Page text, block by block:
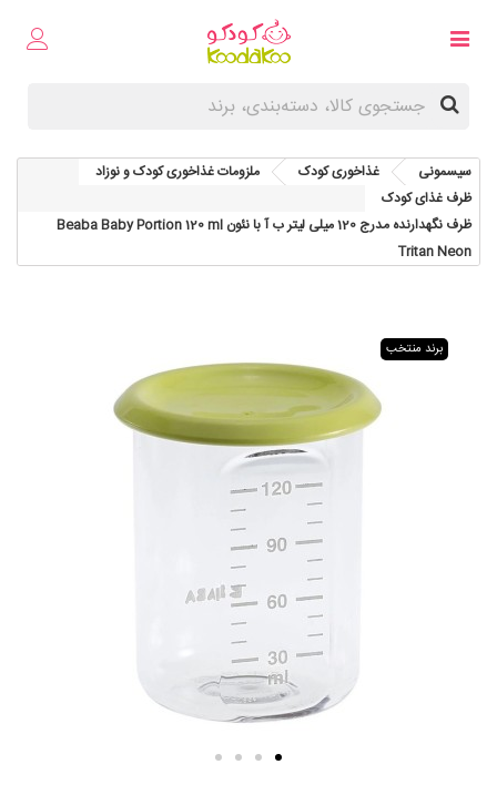
سیسمونی غذاخوری کودک
ملزومات غذاخوری کودک و نوزاد
ظرف غذای کودک
ظرف نگهدارنده مدرج 120 میلی لیتر ب آ با نئون Beaba Baby Portion 120 ml
Tritan Neon
برند منتخب